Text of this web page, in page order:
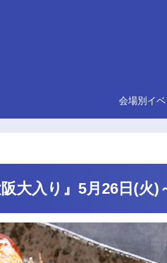
会場別イベ
阪大入り』5月26日(